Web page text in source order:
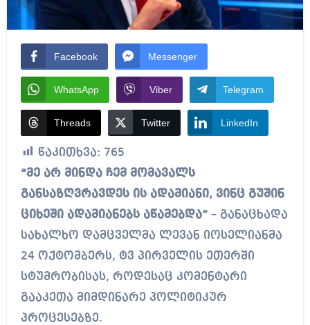
Facebook Messenger
WhatsApp Viber Telegram
Threads Twitter LinkedIn
წაკითხვა: 765
“მე არ მინდა ჩემ მომავალს
განსაზღვრავდეს ის ადამიანი, ვინც გუშინ
ციხეში ადამიანებს აწამებდა”– განაცხადა
სახალხო დამცველმა ლევან იოსელიანმა
24 ოქტომბერს, ტვ პირველის ეთერში
სტუმრობისას, როდესაც კომენტარი
გააკეთა მიმდინარე პოლიტიკურ
პროცესებზე.